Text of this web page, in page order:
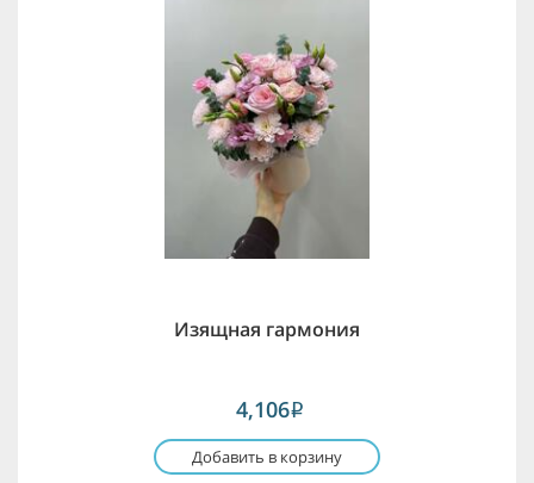
Изящная гармония
4,106i
Добавить в корзину